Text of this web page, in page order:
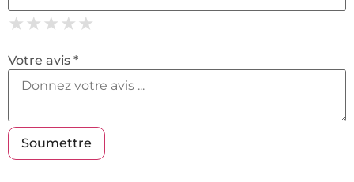
★
★ ★
★ ★ ★
★ ★ ★ ★
★ ★ ★ ★ ★
Votre avis *